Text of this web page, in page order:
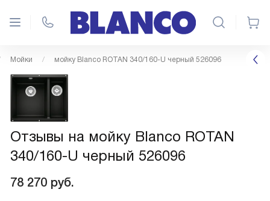
Мойки мойку Blanco ROTAN 340/160-U черный 526096
Отзывы на мойку Blanco ROTAN
340/160-U черный 526096
78 270 руб.